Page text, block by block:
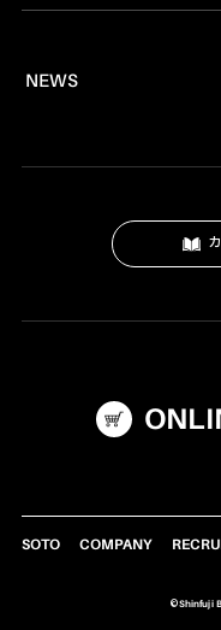
燃料
ロウ材
ロードマーキング
マルチバーナー
NEWS
SOTO COMPANY
©Shinfuji